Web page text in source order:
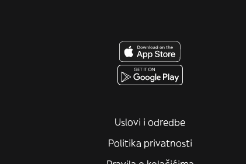
Uslovi i odredbe
Politika privatnosti